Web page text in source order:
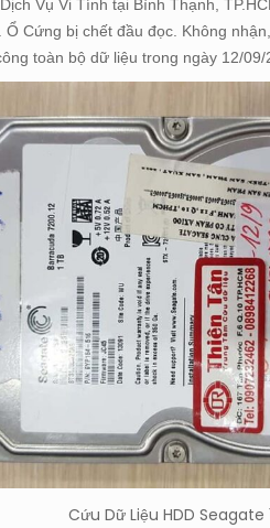
Vụ Vi Tính tại Bình Thạnh,
Cứng bị chết đầu đọc. Không
toàn bộ dữ liệu trong ngày 12/09/
Cứu Dữ Liệu HDD Seagate